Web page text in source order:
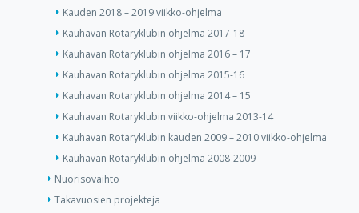
Kauden 2018 – 2019 viikko-ohjelma
Kauhavan Rotaryklubin ohjelma 2017-18
Kauhavan Rotaryklubin ohjelma 2016 – 17
Kauhavan Rotaryklubin ohjelma 2015-16
Kauhavan Rotaryklubin ohjelma 2014 – 15
Kauhavan Rotaryklubin viikko-ohjelma 2013-14
Kauhavan Rotaryklubin kauden 2009 – 2010 viikko-ohjelma
Kauhavan Rotaryklubin ohjelma 2008-2009
Nuorisovaihto
Takavuosien projekteja